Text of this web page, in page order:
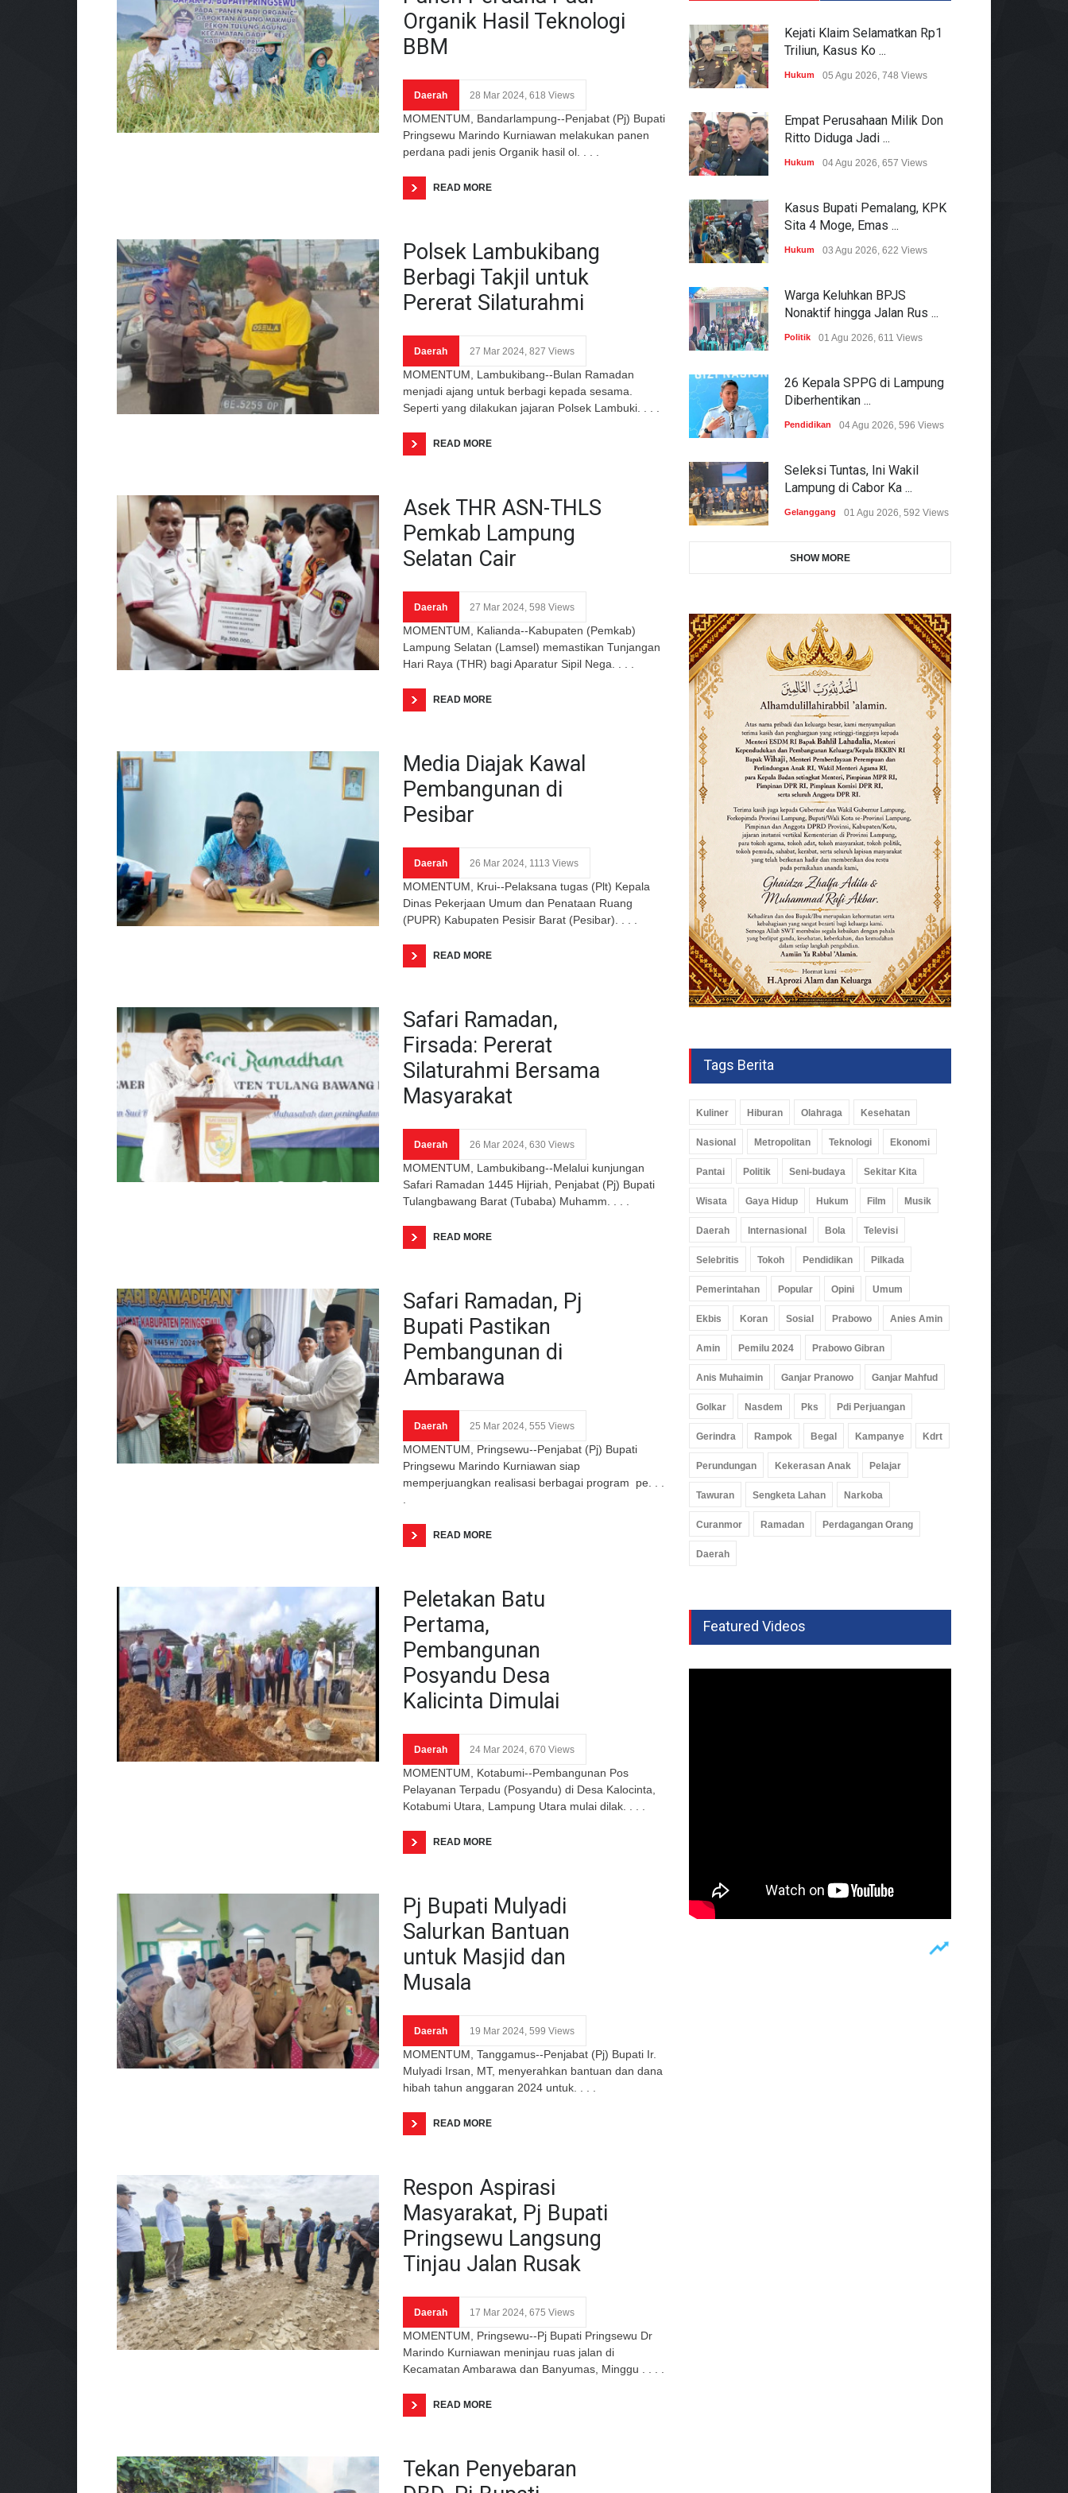
Organik Hasil Teknologi
BBM
Daerah 28 Mar 2024, 618 Views
MOMENTUM, Bandarlampung--Penjabat (Pj) Bupati
Pringsewu Marindo Kurniawan melakukan panen
perdana padi jenis Organik hasil ol. . . .
READ MORE
Polsek Lambukibang
Berbagi Takjil untuk
Pererat Silaturahmi
Daerah 27 Mar 2024, 827 Views
MOMENTUM, Lambukibang--Bulan Ramadan
menjadi ajang untuk berbagi kepada sesama.
Seperti yang dilakukan jajaran Polsek Lambuki. . . .
READ MORE
Asek THR ASN-THLS
Pemkab Lampung
Selatan Cair
Daerah 27 Mar 2024, 598 Views
MOMENTUM, Kalianda--Kabupaten (Pemkab)
Lampung Selatan (Lamsel) memastikan Tunjangan
Hari Raya (THR) bagi Aparatur Sipil Nega. . . .
READ MORE
Media Diajak Kawal
Pembangunan di
Pesibar
Daerah 26 Mar 2024, 1113 Views
MOMENTUM, Krui--Pelaksana tugas (Plt) Kepala
Dinas Pekerjaan Umum dan Penataan Ruang
(PUPR) Kabupaten Pesisir Barat (Pesibar). . . .
READ MORE
Safari Ramadan,
Firsada: Pererat
Silaturahmi Bersama
Masyarakat
Daerah 26 Mar 2024, 630 Views
MOMENTUM, Lambukibang--Melalui kunjungan
Safari Ramadan 1445 Hijriah, Penjabat (Pj) Bupati
Tulangbawang Barat (Tubaba) Muhamm. . . .
READ MORE
Safari Ramadan, Pj
Bupati Pastikan
Pembangunan di
Ambarawa
Daerah 25 Mar 2024, 555 Views
MOMENTUM, Pringsewu--Penjabat (Pj) Bupati
Pringsewu Marindo Kurniawan siap
memperjuangkan realisasi berbagai program pe. . .
READ MORE
Peletakan Batu
Pertama,
Pembangunan
Posyandu Desa
Kalicinta Dimulai
Daerah 24 Mar 2024, 670 Views
MOMENTUM, Kotabumi--Pembangunan Pos
Pelayanan Terpadu (Posyandu) di Desa Kalocinta,
Kotabumi Utara, Lampung Utara mulai dilak. . . .
READ MORE
Pj Bupati Mulyadi
Salurkan Bantuan
untuk Masjid dan
Musala
Daerah 19 Mar 2024, 599 Views
MOMENTUM, Tanggamus--Penjabat (Pj) Bupati Ir.
Mulyadi Irsan, MT, menyerahkan bantuan dan dana
hibah tahun anggaran 2024 untuk. . . .
READ MORE
Respon Aspirasi
Masyarakat, Pj Bupati
Pringsewu Langsung
Tinjau Jalan Rusak
Daerah 17 Mar 2024, 675 Views
MOMENTUM, Pringsewu--Pj Bupati Pringsewu Dr
Marindo Kurniawan meninjau ruas jalan di
Kecamatan Ambarawa dan Banyumas, Minggu . . . .
READ MORE
Tekan Penyebaran
Kejati Klaim Selamatkan Rp1
Triliun, Kasus Ko ...
Hukum 05 Agu 2026, 748 Views
Empat Perusahaan Milik Don
Ritto Diduga Jadi ...
Hukum 04 Agu 2026, 657 Views
Kasus Bupati Pemalang, KPK
Sita 4 Moge, Emas ...
Hukum 03 Agu 2026, 622 Views
Warga Keluhkan BPJS
Nonaktif hingga Jalan Rus ...
Politik 01 Agu 2026, 611 Views
26 Kepala SPPG di Lampung
Diberhentikan ...
Pendidikan 04 Agu 2026, 596 Views
Seleksi Tuntas, Ini Wakil
Lampung di Cabor Ka ...
Gelanggang 01 Agu 2026, 592 Views
SHOW MORE
Tags Berita
Kuliner Hiburan Olahraga Kesehatan
Nasional Metropolitan Teknologi Ekonomi
Pantai Politik Seni-budaya Sekitar Kita
Wisata Gaya Hidup Hukum Film Musik
Daerah Internasional Bola Televisi
Selebritis Tokoh Pendidikan Pilkada
Pemerintahan Popular Opini Umum
Ekbis Koran Sosial Prabowo Anies Amin
Amin Pemilu 2024 Prabowo Gibran
Anis Muhaimin Ganjar Pranowo Ganjar Mahfud
Golkar Nasdem Pks Pdi Perjuangan
Gerindra Rampok Begal Kampanye Kdrt
Perundungan Kekerasan Anak Pelajar
Tawuran Sengketa Lahan Narkoba
Curanmor Ramadan Perdagangan Orang
Daerah
Featured Videos